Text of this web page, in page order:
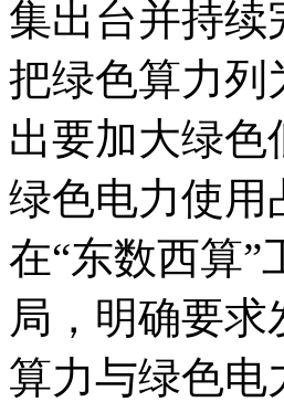
集出台并持续
把绿色算力列
出要加大绿色
绿色电力使用
在“东数西算
局，明确要
算力与绿色电